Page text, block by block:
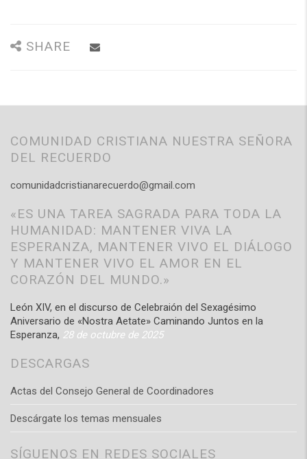
SHARE
COMUNIDAD CRISTIANA NUESTRA SEÑORA
DEL RECUERDO
comunidadcristianarecuerdo@gmail.com
«ES UNA TAREA SAGRADA PARA TODA LA
HUMANIDAD: MANTENER VIVA LA
ESPERANZA, MANTENER VIVO EL DIÁLOGO
Y MANTENER VIVO EL AMOR EN EL
CORAZÓN DEL MUNDO.»
León XIV, en el discurso de Celebraión del Sexagésimo
Aniversario de «Nostra Aetate» Caminando Juntos en la
Esperanza, 28 de octubre de 2025
DESCARGAS
Actas del Consejo General de Coordinadores
Descárgate los temas mensuales
SÍGUENOS EN REDES SOCIALES